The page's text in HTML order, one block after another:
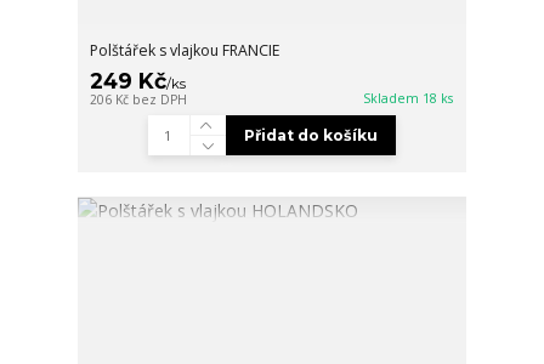
Polštářek s vlajkou FRANCIE
249 Kč/ks
206 Kč bez DPH Skladem 18 ks
Přidat do košíku